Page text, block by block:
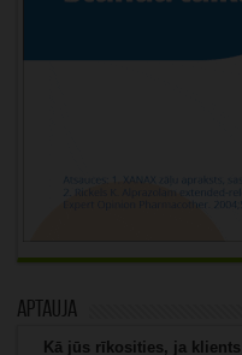
Aptauja
Kā jūs rīkosities, ja